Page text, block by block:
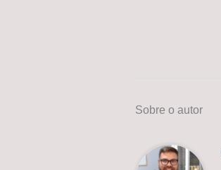
Sobre o autor